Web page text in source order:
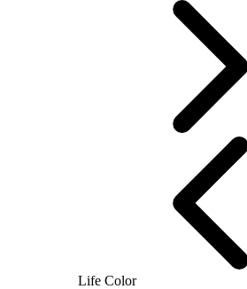
Life Color